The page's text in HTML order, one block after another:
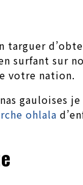
targuer
surfant sur
votre nation.
gauloises
ohlala